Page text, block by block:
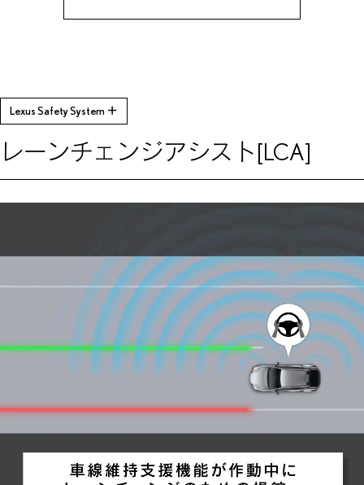
Lexus Safety System ＋
レーンチェンジアシスト[LCA]